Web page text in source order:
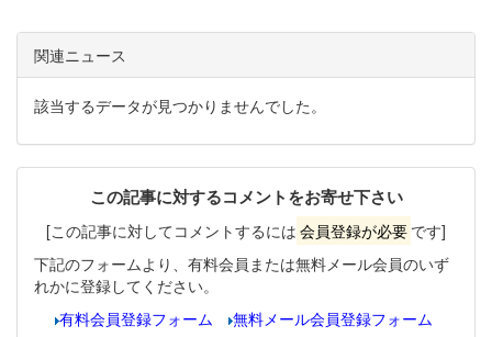
関連ニュース
該当するデータが見つかりませんでした。
この記事に対するコメントをお寄せ下さい
[この記事に対してコメントするには 会員登録が必要 です]
下記のフォームより、有料会員または無料メール会員のいず
れかに登録してください。
有料会員登録フォーム
無料メール会員登録フォーム